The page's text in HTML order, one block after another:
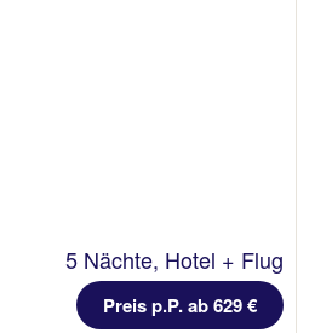
5 Nächte, Hotel + Flug
Preis p.P. ab 629 €